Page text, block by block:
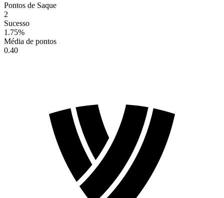
Pontos de Saque
2
Sucesso
1.75%
Média de pontos
0.40